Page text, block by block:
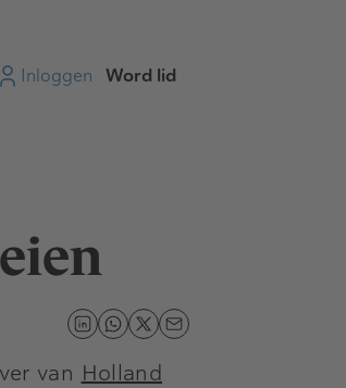
Inloggen Word lid
van Holland